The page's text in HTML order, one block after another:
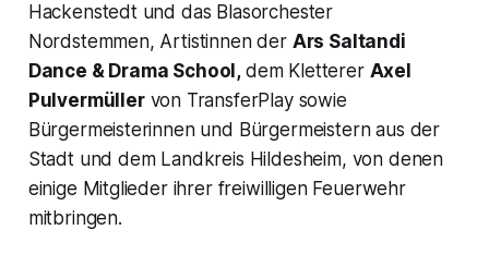
Hackenstedt und das Blasorchester
Nordstemmen, Artistinnen der Ars Saltandi
Dance & Drama School, dem Kletterer Axel
Pulvermüllervon TransferPlay sowie
Bürgermeisterinnen und Bürgermeistern aus der
Stadt und dem Landkreis Hildesheim, von denen
einige Mitglieder ihrer freiwilligen Feuerwehr
mitbringen.